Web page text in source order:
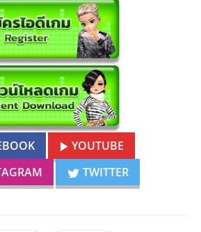
YOUTUBE
TWITTER